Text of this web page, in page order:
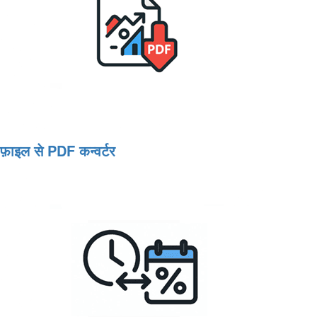
फ़ाइल से PDF कन्वर्टर